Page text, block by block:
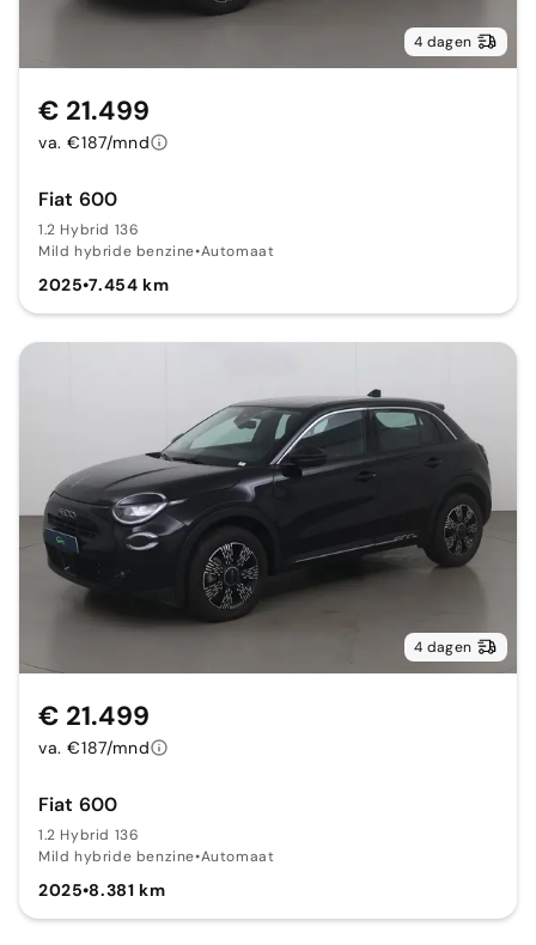
4 dagen
Fiat 600
1.2 Hybrid 136
Mild hybride benzine•Automaat
2025•7.454 km
€ 21.499
va. €187/mnd
4 dagen
Fiat 600
1.2 Hybrid 136
Mild hybride benzine•Automaat
2025•8.381 km
€ 21.499
va. €187/mnd